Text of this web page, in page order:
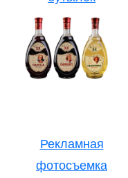
Рекламная
фотосъемка